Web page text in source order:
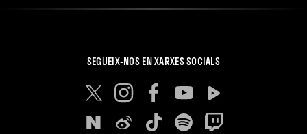
SEGUEIX-NOS EN XARXES SOCIALS